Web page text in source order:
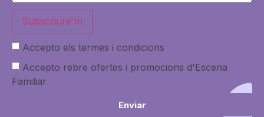
Subscriure'm
Accepto els termes i condicions
Accepto rebre ofertes i promocions d'Escena
Familiar
Enviar